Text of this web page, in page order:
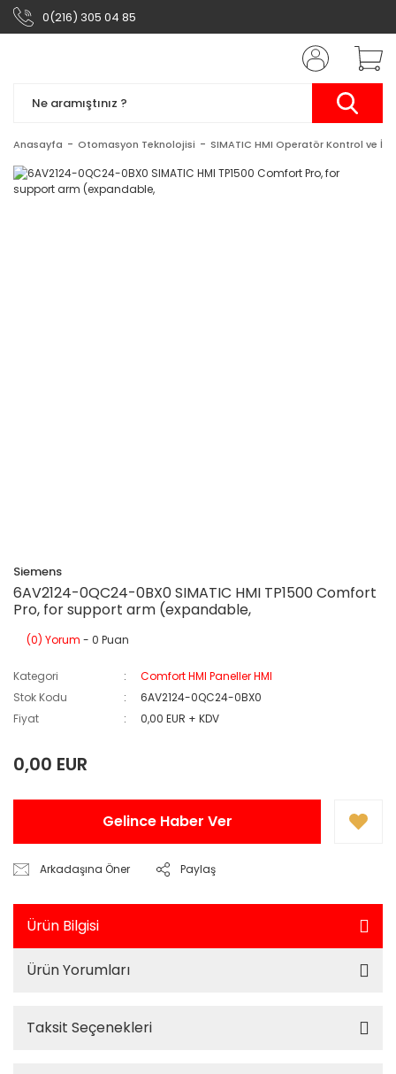
0(216) 305 04 85
Anasayfa Otomasyon Teknolojisi SIMATIC HMI Operatör Kontrol ve
Siemens
6AV2124-0QC24-0BX0 SIMATIC HMI TP1500 Comfort
Pro, for support arm (expandable,
(0) Yorum - 0 Puan
Kategori
Comfort HMI Paneller HMI
Stok Kodu
6AV2124-0QC24-0BX0
Fiyat
0,00 EUR + KDV
0,00 EUR
Gelince Haber Ver
Arkadaşına Öner Paylaş
Ürün Bilgisi
Ürün Yorumları
Taksit Seçenekleri